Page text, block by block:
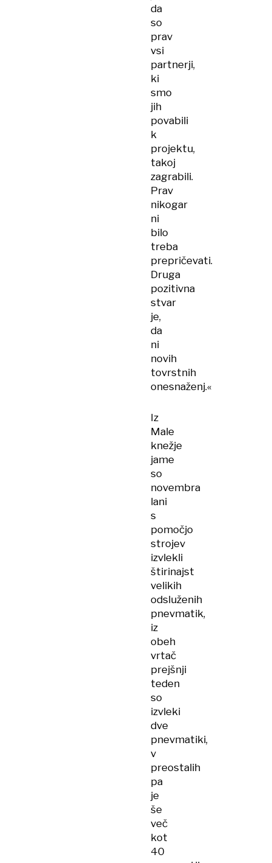
da
so
prav
vsi
partnerji,
ki
smo
jih
povabili
k
projektu,
takoj
zagrabili.
Prav
nikogar
ni
bilo
treba
prepričevati.
Druga
pozitivna
stvar
je,
da
ni
novih
tovrstnih
onesnaženj.«
Iz
Male
knežje
jame
so
novembra
lani
s
pomočjo
strojev
izvlekli
štirinajst
velikih
odsluženih
pnevmatik,
iz
obeh
vrtač
prejšnji
teden
so
izvleki
dve
pnevmatiki,
v
preostalih
pa
je
še
več
kot
40